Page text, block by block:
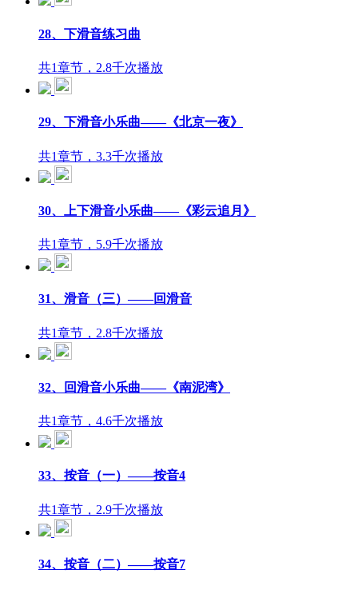
28、下滑音练习曲
共1章节，2.8千次播放
29、下滑音小乐曲——《北京一夜》
共1章节，3.3千次播放
30、上下滑音小乐曲——《彩云追月》
共1章节，5.9千次播放
31、滑音（三）——回滑音
共1章节，2.8千次播放
32、回滑音小乐曲——《南泥湾》
共1章节，4.6千次播放
33、按音（一）——按音4
共1章节，2.9千次播放
34、按音（二）——按音7